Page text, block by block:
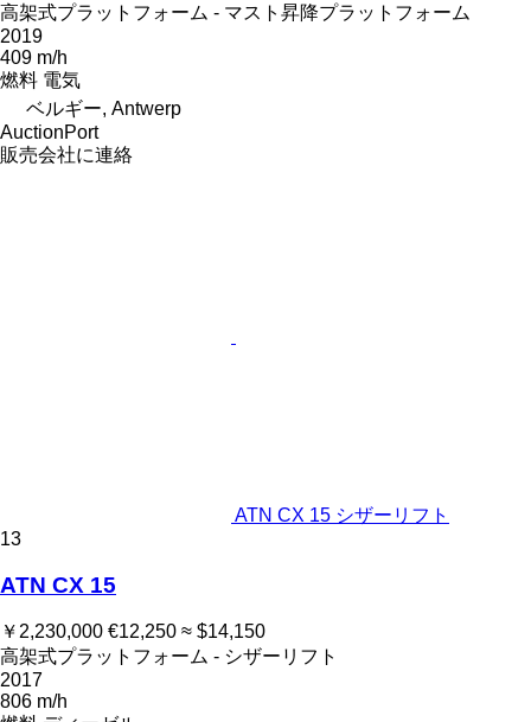
高架式プラットフォーム - マスト昇降プラットフォーム
2019
409 m/h
燃料 電気
ベルギー, Antwerp
AuctionPort
販売会社に連絡
ATN CX 15 シザーリフト
13
ATN CX 15
￥2,230,000 €12,250 ≈ $14,150
高架式プラットフォーム - シザーリフト
2017
806 m/h